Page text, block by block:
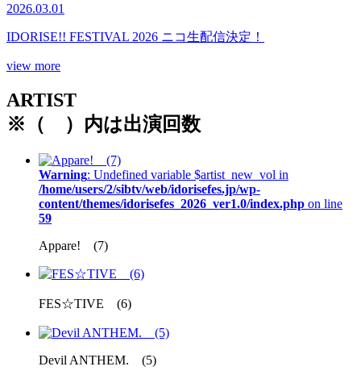
2026.03.01
IDORISE!! FESTIVAL 2026 ニコ生配信決定！
view more
ARTIST
※（ ）内は出演回数
Warning: Undefined variable $artist_new_vol in
/home/users/2/sibtv/web/idorisefes.jp/wp-
content/themes/idorisefes_2026_ver1.0/index.php on line
59
Appare! (7)
FES☆TIVE (6)
Devil ANTHEM. (5)